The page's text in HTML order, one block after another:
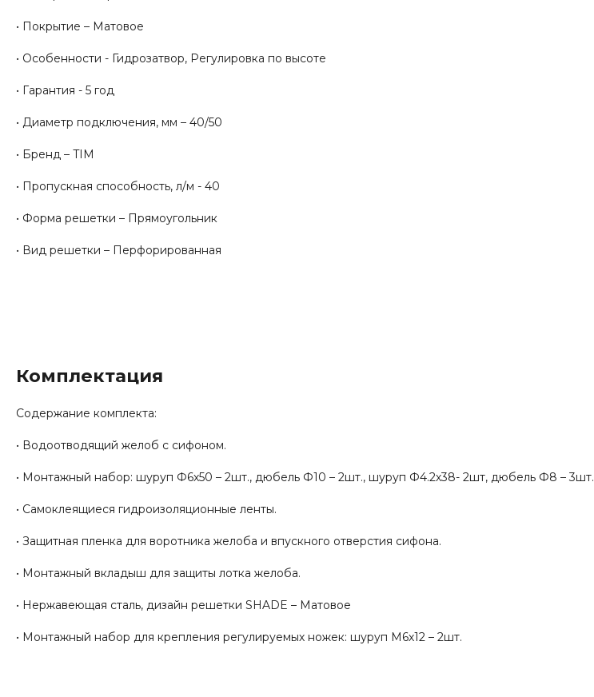
• Покрытие – Матовое
• Особенности - Гидрозатвор, Регулировка по высоте
• Гарантия - 5 год
• Диаметр подключения, мм – 40/50
• Бренд – TIM
• Пропускная способность, л/м - 40
• Форма решетки – Прямоугольник
• Вид решетки – Перфорированная
Комплектация
Содержание комплекта:
• Водоотводящий желоб с сифоном.
• Монтажный набор: шуруп Ф6х50 – 2шт., дюбель Ф10 – 2шт., шуруп Ф4.2х38- 2шт, дюбель Ф8 – 3шт.
• Самоклеящиеся гидроизоляционные ленты.
• Защитная пленка для воротника желоба и впускного отверстия сифона.
• Монтажный вкладыш для защиты лотка желоба.
• Нержавеющая сталь, дизайн решетки SHADE – Матовое
• Монтажный набор для крепления регулируемых ножек: шуруп М6х12 – 2шт.